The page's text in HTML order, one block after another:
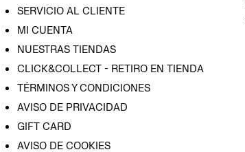
SERVICIO AL CLIENTE
MI CUENTA
NUESTRAS TIENDAS
CLICK&COLLECT - RETIRO EN TIENDA
TÉRMINOS Y CONDICIONES
AVISO DE PRIVACIDAD
GIFT CARD
AVISO DE COOKIES